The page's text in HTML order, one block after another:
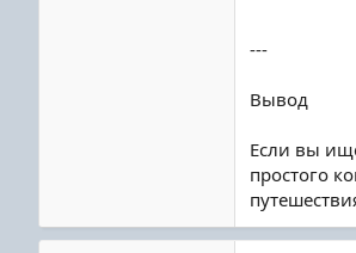
---
Вывод
Если вы
простого